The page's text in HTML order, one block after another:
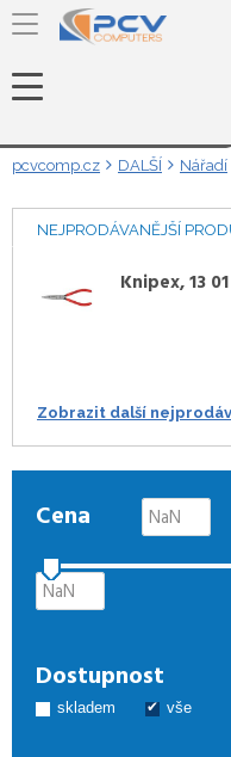
pcvcomp.cz DALŠÍ Nářadí
NEJPRODÁVANĚJŠÍ
Knipex, 13
Zobrazit další
Cena
Dostupnost
skladem vše